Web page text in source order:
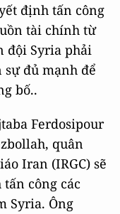
định tấn công
tài chính từ
đội Syria phải
đủ mạnh để
bố..
Ferdosipour
quân
Iran (IRGC) sẽ
công các
Syria. Ông